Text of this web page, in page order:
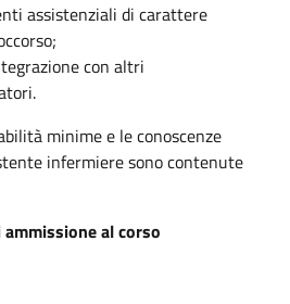
assistenziali di carattere
con altri
minime e le conoscenze
infermiere sono contenute
al corso